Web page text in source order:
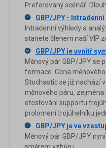
Preferovaný scénář:
GBP/JPY -
Intradenní výhledy a
stanete členem naší VIP
GBP/JPY je uvnitř
Měnový pár GBP/JPY se
formace. Cena
Stochastic se již nachází
měnového páru, zejména
otestování supportu
prolomení trojúhelníku
GBP/JPY je ve
Měnový pár GBP/JPY
směrem vzhůru...